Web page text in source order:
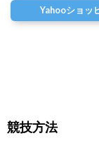
Yahooショッ
競技方法